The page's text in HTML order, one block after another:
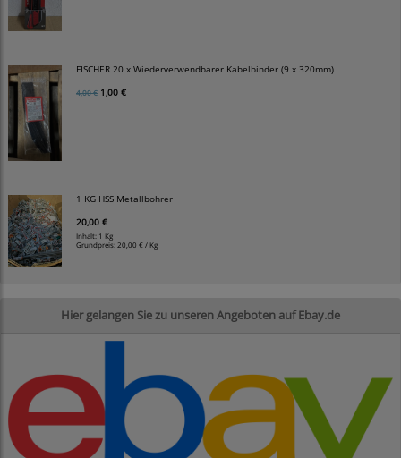
FISCHER 20 x Wiederverwendbarer Kabelbinder (9 x 320mm)
4,00 € 1,00 €
1 KG HSS Metallbohrer
20,00 €
Inhalt: 1 Kg
Grundpreis:20,00 € / Kg
Hier gelangen Sie zu unseren Angeboten auf Ebay.de